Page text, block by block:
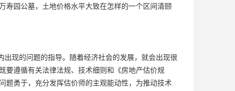
寿园公墓，土地价格水平大致在怎样的一个区间清颐
现的问题的指导。随着经济社会的发展，就会出现很
要遵循有关法律法规、技术细则和《房地产估价规
题勇于，充分发挥估价师的主观能动性，为推动技术